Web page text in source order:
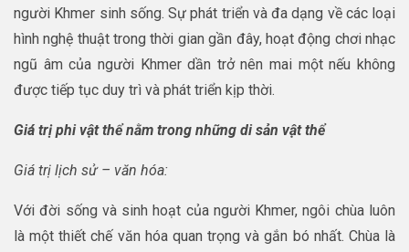
người Khmer sinh sống. Sự phát triển và đa dạng về các loại
hình nghệ thuật trong thời gian gần đây, hoạt động chơi nhạc
ngũ âm của người Khmer dần trở nên mai một nếu không
được tiếp tục duy trì và phát triển kịp thời.
Giá trị phi vật thể nằm trong những di sản vật thể
Giá trị lịch sử – văn hóa:
Với đời sống và sinh hoạt của người Khmer, ngôi chùa luôn
là một thiết chế văn hóa quan trọng và gắn bó nhất. Chùa là